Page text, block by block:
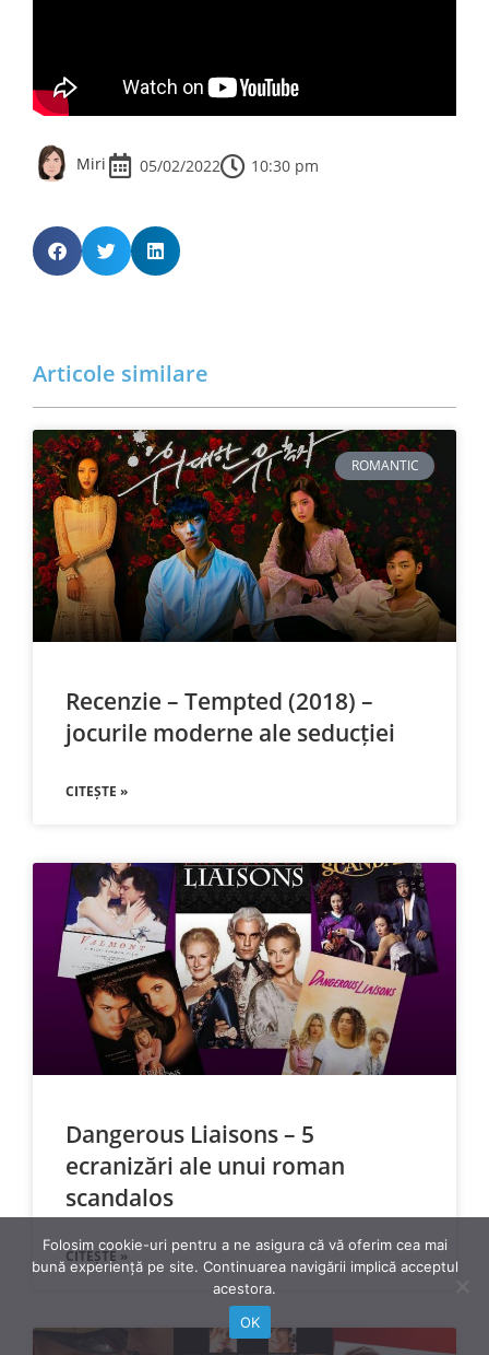
Miri 05/02/2022 10:30 pm
Articole similare
ROMANTIC
Recenzie – Tempted (2018) –
jocurile moderne ale seducției
CITEȘTE »
Dangerous Liaisons – 5
ecranizări ale unui roman
scandalos
CITEȘTE »
Folosim cookie-uri pentru a ne asigura că vă oferim cea mai
bună experiență pe site. Continuarea navigării implică acceptul
acestora.
OK